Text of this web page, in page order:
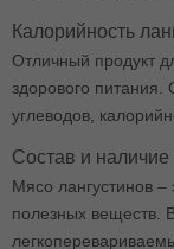
Калорийность
Отличный продукт
здорового
углеводов,
Состав и
Мясо лангустинов –
полезных веществ.